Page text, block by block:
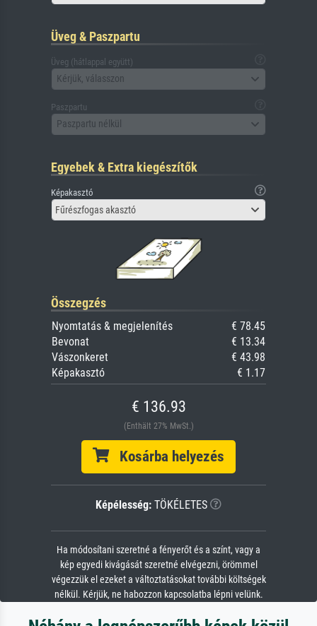
Üveg & Paszpartu
Üveg (hátlappal együtt)
Kérjük, válasszon
Paszpartu
Paszpartu nélkül
Egyebek & Extra kiegészítők
Képakasztó
Fűrészfogas akasztó
Összegzés
Nyomtatás & megjelenítés
€ 78.45
Bevonat
€ 13.34
Vászonkeret
€ 43.98
Képakasztó
€ 1.17
€ 136.93
(Enthält 27% MwSt.)
Kosárba helyezés
Képélesség: TÖKÉLETES
Ha módosítani szeretné a fényerőt és a színt, vagy a
kép egyedi kivágását szeretné elvégezni, örömmel
végezzük el ezeket a változtatásokat további költségek
nélkül. Kérjük, ne habozzon kapcsolatba lépni velünk.